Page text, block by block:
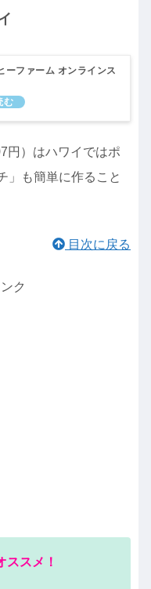
ーファーム オンラインス
円）はハワイではポ
」も簡単に作ること
目次に戻る
ク
スメ！